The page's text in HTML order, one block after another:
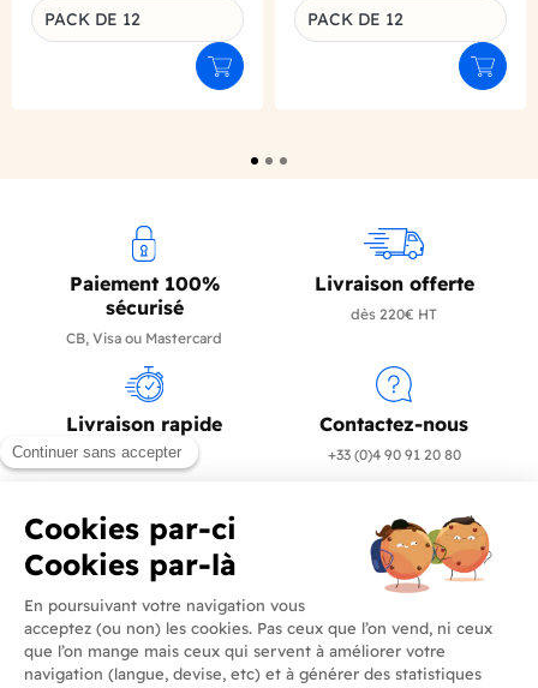
Déclinaison du produit
PACK DE 12
Ajouter au panier
Déclinaison du produit
PACK DE 12
Paiement 100%
sécurisé
CB, Visa ou Mastercard
Livraison offerte
dès 220€ HT
Livraison rapide
en 24/72h
Contactez-nous
+33 (0)4 90 91 20 80